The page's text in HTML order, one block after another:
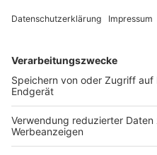
Reporting Template), bspw.
einer solchen
Interesse an einem
erörtern. Die Ergebnisse
veröffentlichten
entsprechenden Bericht an
Kommission
Kommentierung gestellt.